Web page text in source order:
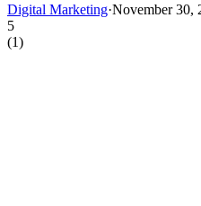
Digital Marketing·November 30,
5
(1)